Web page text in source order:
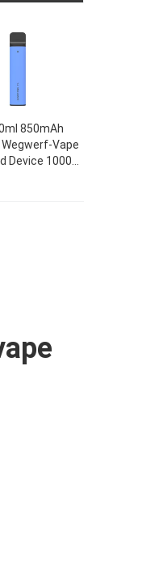
850mAh
Vape
Device 1000